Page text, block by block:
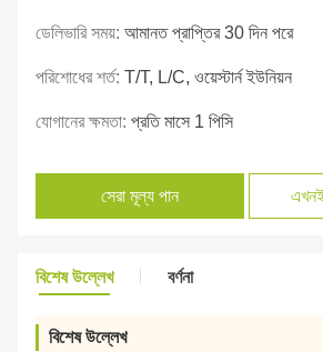
ডেলিভারি সময়: আমানত প্রাপ্তির 30 দিন পরে
পরিশোধের শর্ত: T/T, L/C, ওয়েস্টার্ন ইউনিয়ন
যোগানের ক্ষমতা: প্রতি মাসে 1 পিসি
সেরা মূল্য পান
বিশেষ উল্লেখ বর্ণনা
বিশেষ উল্লেখ